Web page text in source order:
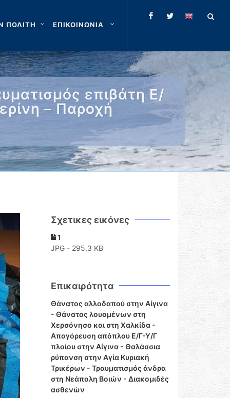
ΠΟΛΙΤΗ ΕΠΙΚΟΙΝΩΝΙΑ
επιβάτη Ε/
– Παροχή
Σχετικες εικόνες
1
JPG - 295,3 KB
Επικαιρότητα
Θάνατος αλλοδαπού στην Αίγινα
- Θάνατος λουομένων στη
Χερσόνησο και στη Χαλκίδα -
Απαγόρευση απόπλου Ε/Γ-Υ/Γ
πλοίου στην Αίγινα - Θαλάσσια
ρύπανση στην Αγία Κυριακή
Τρικέρων - Τραυματισμός άνδρα
στη Νεάπολη Βοιών - Διακομιδές
ασθενών